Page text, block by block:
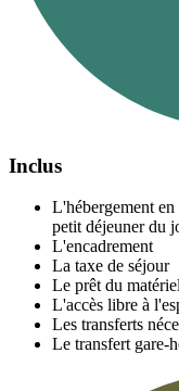
Inclus
L'hébergement
petit déjeuner du
L'encadrement
La taxe de séjour
Le prêt du
L'accès libre à
Les transferts
Le transfert gare-